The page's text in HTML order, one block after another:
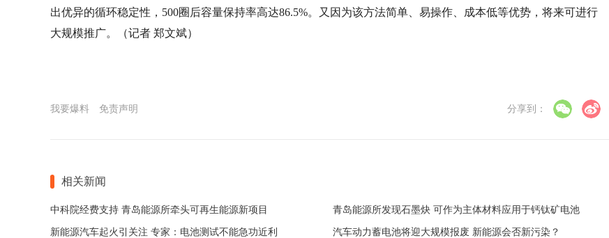
出优异的循环稳定性，500圈后容量保持率高达86.5%。又因为该方法简单、易操作、成本低等优势，将来可进行
大规模推广。
（记者 郑文斌）
我要爆料 免责声明 分享到：
相关新闻
中科院经费支持 青岛能源所牵头可再生能源新项目 青岛能源所发现石墨炔 可作为主体材料应用于钙钛矿电池
新能源汽车起火引关注 专家：电池测试不能急功近利 汽车动力蓄电池将迎大规模报废 新能源会否新污染？